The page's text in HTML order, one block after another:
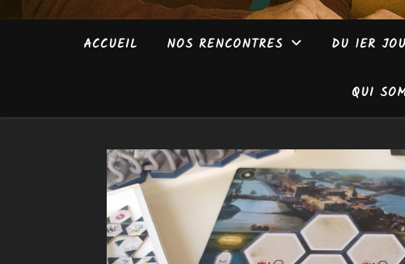
ACCUEIL NOS RENCONTRES DU 1ER
QUI